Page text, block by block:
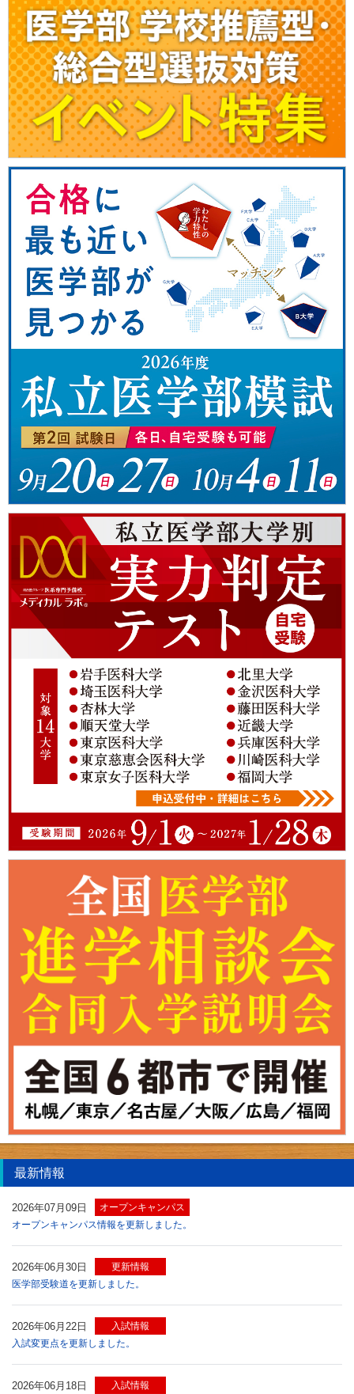
最新情報
2026年07月09日
オープンキャンパス
オープンキャンパス情報を更新しました。
2026年06月30日
更新情報
医学部受験道を更新しました。
2026年06月22日
入試情報
入試変更点を更新しました。
2026年06月18日
入試情報